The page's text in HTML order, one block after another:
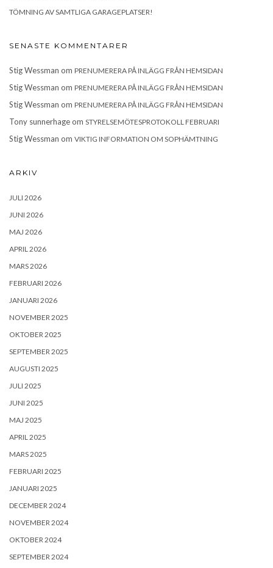
TÖMNING AV SAMTLIGA GARAGEPLATSER!
SENASTE KOMMENTARER
Stig Wessman om PRENUMERERA PÅ INLÄGG FRÅN HEMSIDAN
Stig Wessman om PRENUMERERA PÅ INLÄGG FRÅN HEMSIDAN
Stig Wessman om PRENUMERERA PÅ INLÄGG FRÅN HEMSIDAN
Tony sunnerhageom STYRELSEMÖTESPROTOKOLL FEBRUARI
Stig Wessman om VIKTIG INFORMATION OM SOPHÄMTNING
ARKIV
JULI 2026
JUNI 2026
MAJ 2026
APRIL 2026
MARS 2026
FEBRUARI 2026
JANUARI 2026
NOVEMBER 2025
OKTOBER 2025
SEPTEMBER 2025
AUGUSTI 2025
JULI 2025
JUNI 2025
MAJ 2025
APRIL 2025
MARS 2025
FEBRUARI 2025
JANUARI 2025
DECEMBER 2024
NOVEMBER 2024
OKTOBER 2024
SEPTEMBER 2024